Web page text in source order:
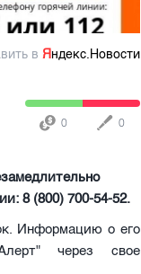
в Яндекс.Новости
0 0
8 (800) 700-54-52.
Информацию о его
через свое